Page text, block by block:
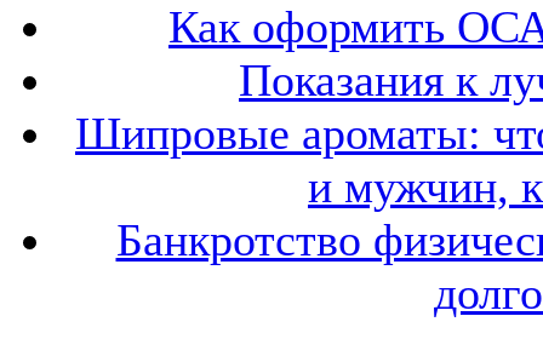
Как оформить
Показания к
Шипровые ароматы:
и мужчин,
Банкротство